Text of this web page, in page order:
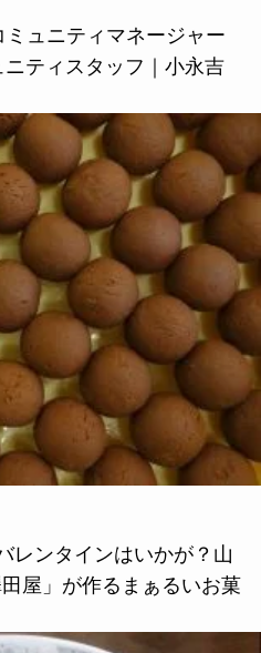
ミュニティマネージャー
ティスタッフ｜小永吉
レンタインはいかが？山
屋」が作るまぁるいお菓